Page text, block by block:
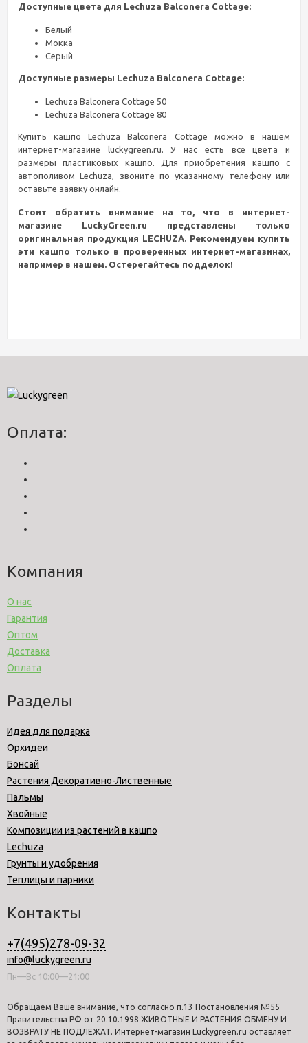
Доступные цвета для Lechuza Balconera Cottage:
Белый
Мокка
Серый
Доступные размеры Lechuza Balconera Cottage:
Lechuza Balconera Cottage 50
Lechuza Balconera Cottage 80
Купить кашпо Lechuza Balconera Cottage можно в нашем
интернет-магазине luckygreen.ru. У нас есть все цвета и
размеры пластиковых кашпо. Для приобретения кашпо с
автополивом Lechuza, звоните по указанному телефону или
оставьте заявку онлайн.
Стоит обратить внимание на то, что в интернет-
магазине LuckyGreen.ru представлены только
оригинальная продукция LECHUZA. Рекомендуем купить
эти кашпо только в проверенных интернет-магазинах,
например в нашем. Остерегайтесь подделок!
Оплата:
Компания
О нас
Гарантия
Оптом
Доставка
Оплата
Разделы
Идея для подарка
Орхидеи
Бонсай
Растения Декоративно-Лиственные
Пальмы
Хвойные
Композиции из растений в кашпо
Lechuza
Грунты и удобрения
Теплицы и парники
Контакты
+7(495)278-09-32
info@luckygreen.ru
Пн—Вс 10:00—21:00
Обращаем Ваше внимание, что согласно п.13 Постановления №55
Правительства РФ от 20.10.1998 ЖИВОТНЫЕ И РАСТЕНИЯ ОБМЕНУ И
ВОЗВРАТУ НЕ ПОДЛЕЖАТ. Интернет-магазин Luckygreen.ru оставляет